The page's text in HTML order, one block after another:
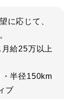
に応じて、
給25万以上
半径150km
ブ